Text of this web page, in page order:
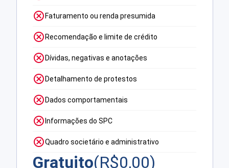
Faturamento ou renda presumida
Recomendação e limite de crédito
Dívidas, negativas e anotações
Detalhamento de protestos
Dados comportamentais
Informações do SPC
Quadro societário e administrativo
Gratuito(R$0,00)